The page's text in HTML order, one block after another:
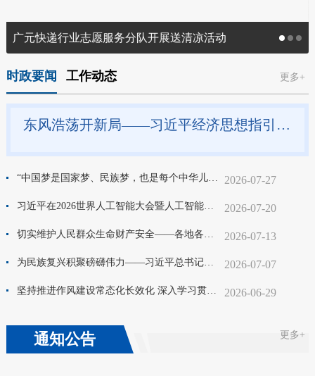
广元快递行业志愿服务分队开展送清凉活动
时政要闻 工作动态 更多+
东风浩荡开新局——习近平经济思想指引中国经济高质量发展行稳致远
“中国梦是国家梦、民族梦，也是每个中华儿女的梦”——习近平总书记关于侨务工作的重要论述凝聚共同致力民族复兴的强大力量 2026-07-27
习近平在2026世界人工智能大会暨人工智能全球治理高级别会议开幕式上的主旨讲话（全文） 2026-07-20
切实维护人民群众生命财产安全——各地各部门贯彻落实习近平总书记重要指示精神全力筑牢安全生产坚固防线 2026-07-13
为民族复兴积聚磅礴伟力——习近平总书记引领科技强国建设纪实 2026-07-07
坚持推进作风建设常态化长效化 深入学习贯彻习近平党建思想系列述评之十 2026-06-29
通知公告 更多+